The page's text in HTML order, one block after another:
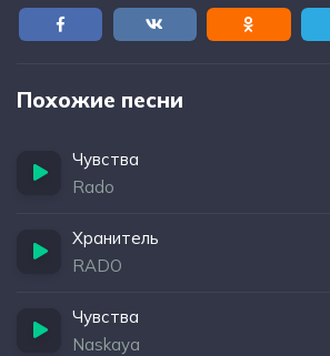
Похожие песни
Чувства
Rado
Хранитель
RADO
Чувства
Naskaya